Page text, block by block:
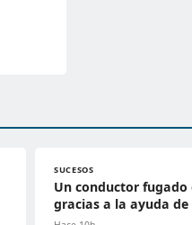
SUCESOS
Un conductor fugado
gracias a la ayuda de